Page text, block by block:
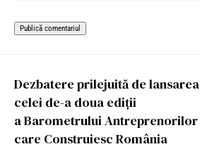
Dezbatere prilejuită de lansarea
celei de-a doua ediții
a Barometrului Antreprenorilor
care Construiesc România